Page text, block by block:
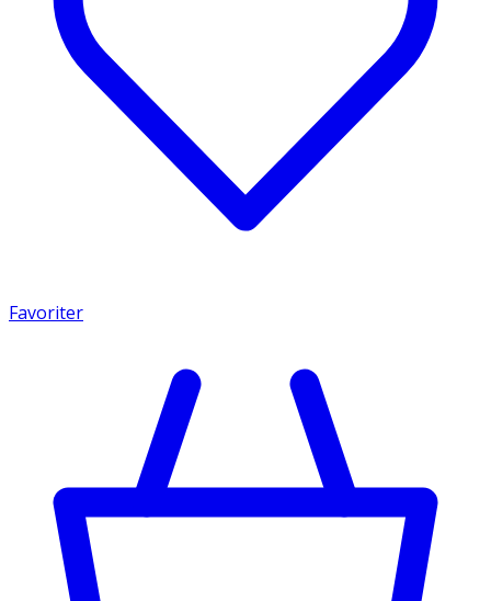
Favoriter